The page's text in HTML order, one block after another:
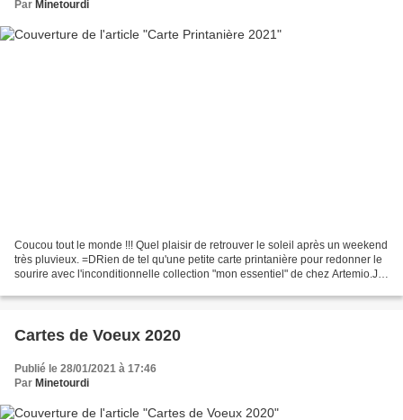
Par Minetourdi
Coucou tout le monde !!! Quel plaisir de retrouver le soleil après un weekend
très pluvieux. =DRien de tel qu'une petite carte printanière pour redonner le
sourire avec l'inconditionnelle collection "mon essentiel" de chez Artemio.Je
Cartes de Voeux 2020
Publié le 28/01/2021 à 17:46
Par Minetourdi